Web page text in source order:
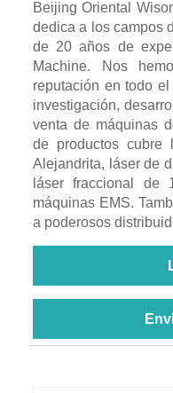
Beijing Oriental
dedica a los campos
de 20 años de
Machine. Nos
reputación en todo
investigación,
venta de máquinas
de productos
Alejandrita, láser de
láser fraccional de
máquinas EMS.
a poderosos